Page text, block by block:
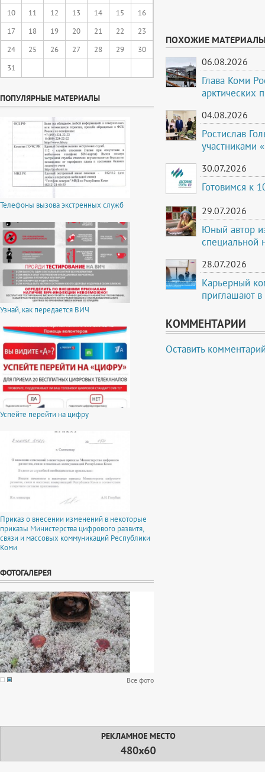
10
11 12 13 14 15
16
17
18 19 20 21 22
23
24
25 26 27 28 29
30
31
ПОПУЛЯРНЫЕ МАТЕРИАЛЫ
Телефоны вызова экстренных служб
Узнай, как передается ВИЧ
Успейте перейти на цифру
Приказ о внесении изменений в некоторые
приказы Министерства цифрового развитя,
связи и массовых коммуникаций Республики
Коми
ФОТОГАЛЕРЕЯ
Все фото
ПОХОЖИЕ
06.08.2026
Глава Коми
арктических
04.08.2026
Ростислав
участниками
30.07.2026
Готовимся к
29.07.2026
Юный автор
специальной
28.07.2026
Карьерный
приглашают
КОММЕНТАРИИ
Оставить